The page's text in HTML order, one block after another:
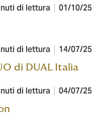
di lettura 01/10/25
di lettura 14/07/25
di DUAL Italia
di lettura 04/07/25